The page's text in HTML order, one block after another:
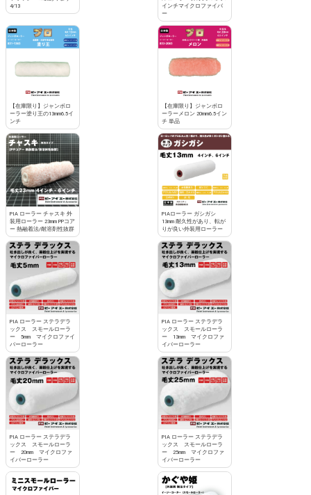
4/13
インチマイクロファイバ
ー
【在庫限り】ジャンボロ
ーラー塗り王の13mm6.5イ
ンチ
【在庫限り】ジャンボロ
ーラーメロン 20mm6.5イン
チ 単品
PIA ローラー チャスキ 外
装用ローラー 23mm PPコア
ー 熱融着法/耐溶剤性抜群
PIAローラー ガシガシ
13mm 耐久性があり、転が
りが良い外装用ローラー
PIA ローラー ステラデラ
ックス スモールローラ
ー 5mm マイクロファイ
バーローラー
PIA ローラー ステラデラ
ックス スモールローラ
ー 13mm マイクロファ
イバーローラー
PIA ローラー ステラデラ
ックス スモールローラ
ー 20mm マイクロファ
イバーローラー
PIA ローラー ステラデラ
ックス スモールローラ
ー 25mm マイクロファ
イバーローラー